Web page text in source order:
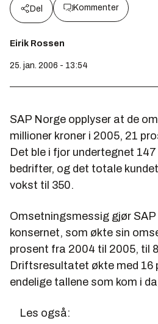
Del Kommenter
Eirik Rossen
25. jan. 2006 - 13:54
SAP Norge opplyser at de
millioner kroner i 2005, 21
Det ble i fjor undertegnet
bedrifter, og det totale
vokst til 350.
Omsetningsmessig gjør SAP
konsernet, som økte sin
prosent fra 2004 til 2005, til
Driftsresultatet økte med 16
endelige tallene som kom i
Les også: